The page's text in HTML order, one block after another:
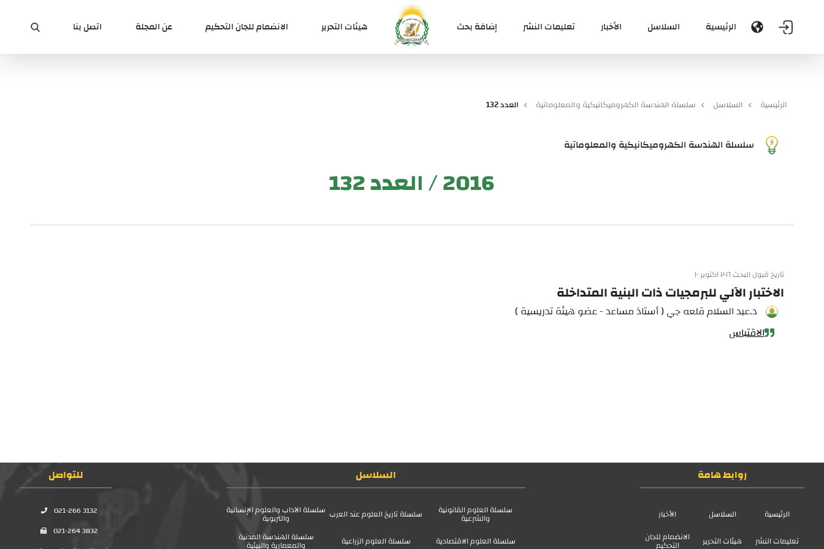
الرئيسية السلاسل الأخبار تعليمات النشر إضافة بحث هيئات التحرير الانضمام للجان التحكيم عن المجلة اتصل بنا
الرئيسية السلاسل سلسلة الهندسة الكهروميكانيكية والمعلوماتية العدد 132
سلسلة الهندسة الكهروميكانيكية والمعلوماتية
2016 / العدد 132
تاريخ قبول البحث ٢٠١٦ أكتوبر ١٠
الاختبار الآلي للبرمجيات ذات البنية المتداخلة
د.عبد السلام قلعه جي ( أستاذ مساعد - عضو هيئة تدريسية )
الاقتباس
روابط هامة
الرئيسية السلاسل
الأخبار
تعليمات النشر
هيئات التحرير الانضمام للجان
التحكيم
السلاسل
سلسلة العلوم القانونية
والشرعية سلسلة تاريخ العلوم عند العرب سلسلة الآداب والعلوم الإنسانية
والتربوية
سلسلة العلوم الاقتصادية
سلسلة العلوم الزراعية سلسلة الهندسة المدنية
والمعمارية والبيئية
للتواصل
021-266 3132
021-264 3832